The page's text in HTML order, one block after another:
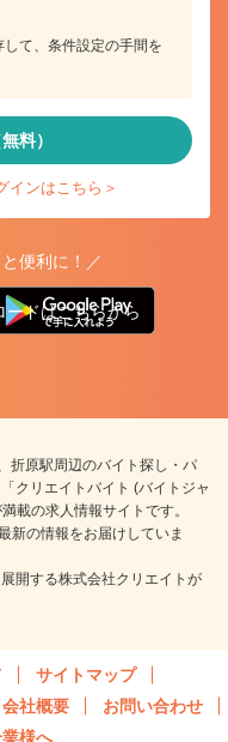
て、条件設定の手間を
料）
インはこちら＞
便利に！／
ードはこちらから
折原駅周辺のバイト探し・パ
クリエイトバイト (バイトジャ
載の求人情報サイトです。
新の情報をお届けしていま
開する株式会社クリエイトが
サイトマップ
会社概要
お問い合わせ
様へ